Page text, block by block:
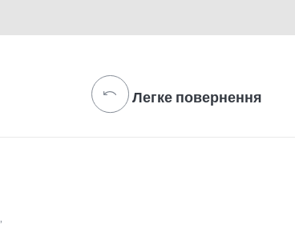
Легке повернення